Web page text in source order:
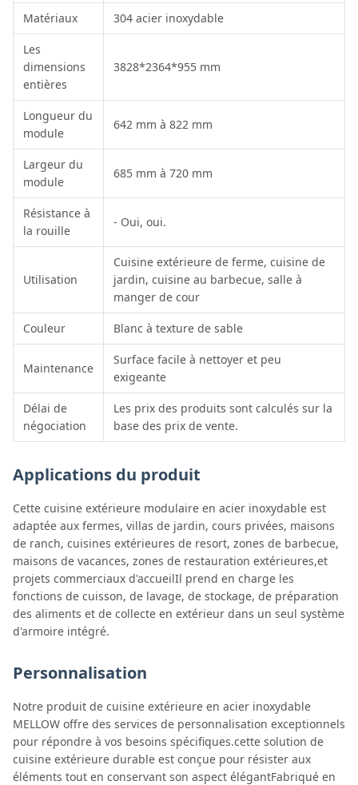
Matériaux 304 acier inoxydable
Les
dimensions
entières
3828*2364*955 mm
Longueur du
module
642 mm à 822 mm
Largeur du
module
685 mm à 720 mm
Résistance à
la rouille
- Oui, oui.
Utilisation
Cuisine extérieure de ferme, cuisine de
jardin, cuisine au barbecue, salle à
manger de cour
Couleur Blanc à texture de sable
Maintenance
Surface facile à nettoyer et peu
exigeante
Délai de
négociation
Les prix des produits sont calculés sur la
base des prix de vente.
Applications du produit
Cette cuisine extérieure modulaire en acier inoxydable est
adaptée aux fermes, villas de jardin, cours privées, maisons
de ranch, cuisines extérieures de resort, zones de barbecue,
maisons de vacances, zones de restauration extérieures,et
projets commerciaux d'accueilIl prend en charge les
fonctions de cuisson, de lavage, de stockage, de préparation
des aliments et de collecte en extérieur dans un seul système
d'armoire intégré.
Personnalisation
Notre produit de cuisine extérieure en acier inoxydable
MELLOW offre des services de personnalisation exceptionnels
pour répondre à vos besoins spécifiques.cette solution de
cuisine extérieure durable est conçue pour résister aux
éléments tout en conservant son aspect élégantFabriqué en